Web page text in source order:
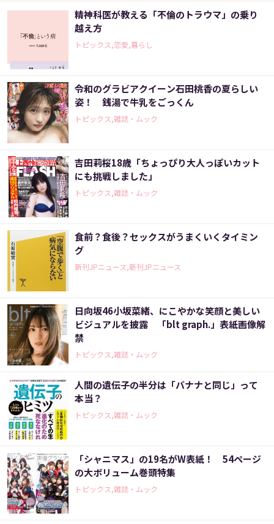
精神科医が教える「不倫のトラウマ」の乗り
越え方
トピックス,恋愛,暮らし
令和のグラビアクイーン石田桃香の夏らしい
姿！ 銭湯で牛乳をごっくん
トピックス,雑誌・ムック
吉田莉桜18歳「ちょっぴり大人っぽいカット
にも挑戦しました」
トピックス,雑誌・ムック
食前？食後？セックスがうまくいくタイミン
グ
新刊JPニュース,新刊JPニュース
日向坂46小坂菜緒、にこやかな笑顔と美しい
ビジュアルを披露 「blt graph.」表紙画像解
禁
トピックス,雑誌・ムック
人間の遺伝子の半分は「バナナと同じ」って
本当？
トピックス,雑誌・ムック
「シャニマス」の19名がW表紙！ 54ページ
の大ボリューム巻頭特集
トピックス,雑誌・ムック